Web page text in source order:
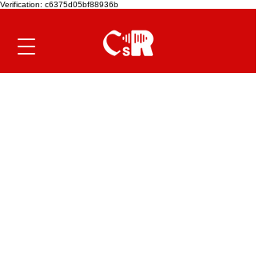
Verification: c6375d05bf88936b